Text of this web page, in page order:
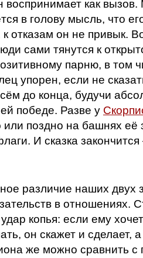
воспринимает как вызов.
в голову мысль, что
к отказам он не привык.
сами тянутся к
парню, в том
упорен, если не
до конца, будучи
победе. Разве у
или поздно на башнях её
И сказка закончится
различие наших двух
в отношениях.
копья: если ему
он скажет и сделает,
же можно сравнить с